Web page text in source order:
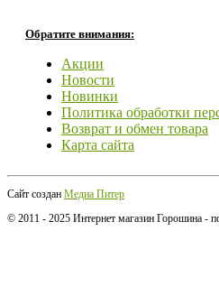
Обратите внимания:
Акции
Новости
Новинки
Политика обработки
Возврат и обмен товара
Карта сайта
Сайт создан Медиа Питер
© 2011 - 2025 Интернет магазин Горошина -